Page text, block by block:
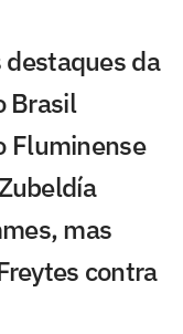
da
Brasil
Fluminense
mas
contra